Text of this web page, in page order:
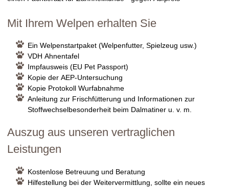
Mit Ihrem Welpen erhalten Sie
Ein Welpenstartpaket (Welpenfutter, Spielzeug usw.)
VDH Ahnentafel
Impfausweis (EU Pet Passport)
Kopie der AEP-Untersuchung
Kopie Protokoll Wurfabnahme
Anleitung zur Frischfütterung und Informationen zur
Stoffwechselbesonderheit beim Dalmatiner u. v. m.
Auszug aus unseren vertraglichen
Leistungen
Kostenlose Betreuung und Beratung
Hilfestellung bei der Weitervermittlung, sollte ein neues